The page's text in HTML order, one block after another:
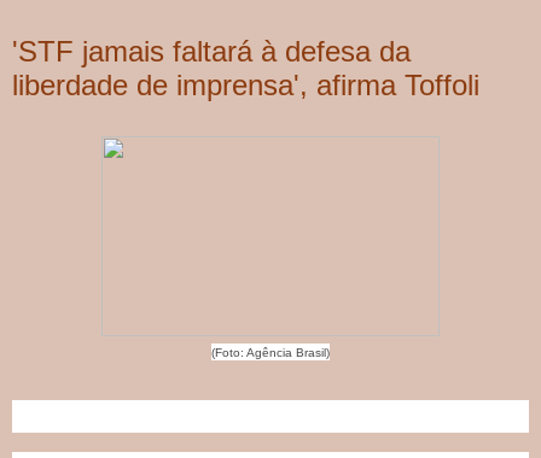
'STF jamais faltará à defesa da
liberdade de imprensa', afirma Toffoli
(Foto: Agência Brasil)